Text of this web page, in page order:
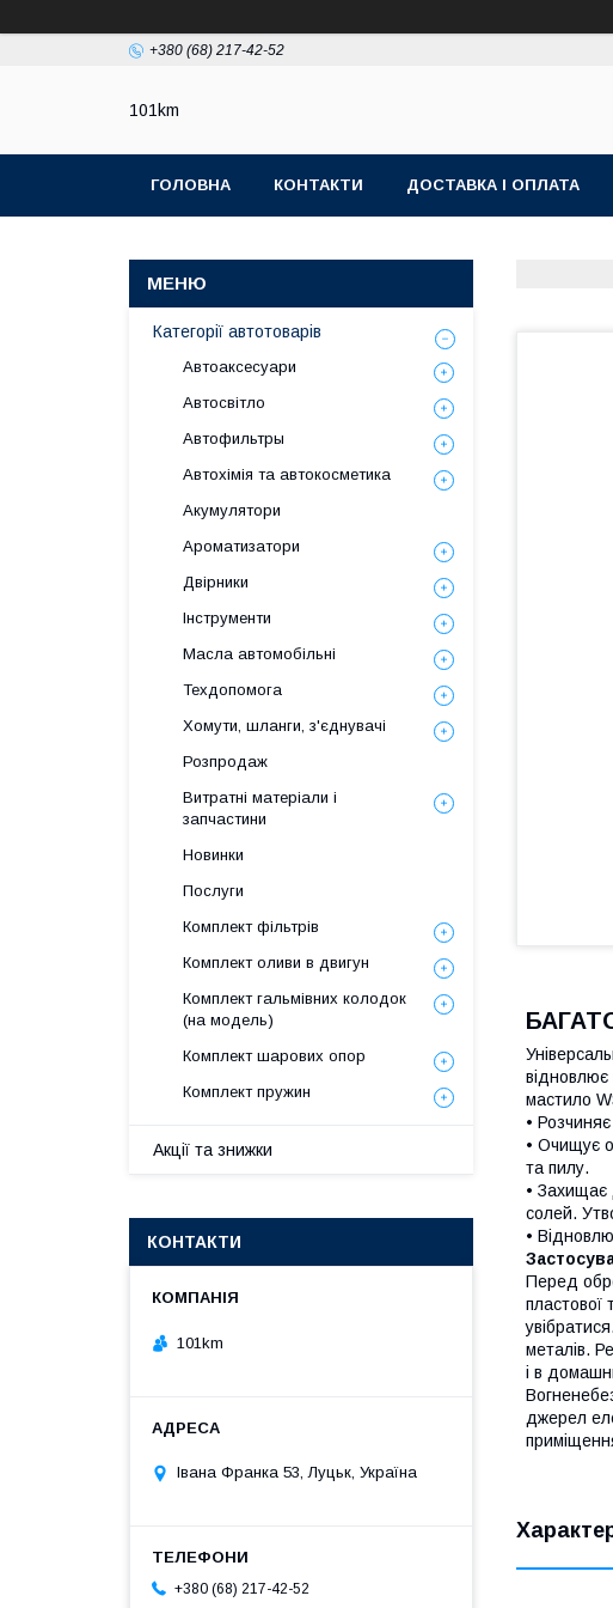
+380 (68) 217-42-52
101km
ГОЛОВНА КОНТАКТИ ДОСТАВКА І ОПЛАТА
відновлює
мастило
•
• Очищує
та пилу.
• Захищає
солей.
•
Перед
пластової
металів.
і в
джерел
Категорії автотоварів
Автоаксесуари
Автосвітло
Автофильтры
Автохімія та автокосметика
Акумулятори
Ароматизатори
Двірники
Інструменти
Масла автомобільні
Техдопомога
Хомути, шланги, з'єднувачі
Розпродаж
Витратні матеріали і
запчастини
Новинки
Послуги
Комплект фільтрів
Комплект оливи в двигун
Комплект гальмівних колодок
(на модель)
Комплект шарових опор
Комплект пружин
Акції та знижки
КОНТАКТИ
101km
Івана Франка 53, Луцьк, Україна
+380 (68) 217-42-52